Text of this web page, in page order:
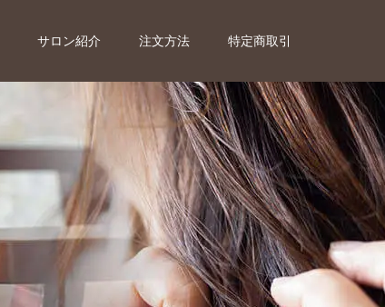
サロン紹介 注文方法 特定商取引